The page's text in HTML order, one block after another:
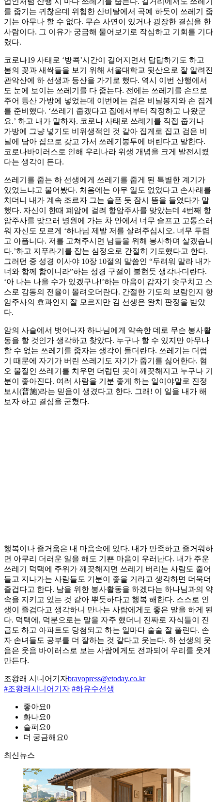
를 줍기는 귀찮은데 위험한 산비탈에서 곡예 하듯이 쓰레기 줍
기는 아무나 할 수 없다. 무슨 사연이 있거나 굉장한 결심을 한
사람이다. 그 이유가 궁금해 물어보기로 작심하고 기회를 기다
렸다.
코로나19 사태로 ‘방콕’시간이 길어지면서 답답하기도 하고
봄의 꽃과 새싹들을 보기 위해 서울대학교 뒷산으로 잘 알려진
관악산에 하 선생과 등산을 가기로 했다. 역시 이번 산행에서
도 눈에 보이는 쓰레기를 다 줍는다. 전에는 쓰레기를 손으로
주어 등산 가방에 넣었는데 이번에는 검은 비닐봉지와 손 집게
를 준비했다. ‘쓰레기 줍겠다고 집에서부터 작정하고 나왔군
요.’ 하고 내가 말하자. 코로나 사태로 쓰레기를 직접 줍거나
가방에 그냥 넣기도 비위생적인 것 같아 집게로 집고 검은 비
닐에 담아 집으로 갖고 가서 쓰레기봉투에 버린다고 말한다.
코로나바이러스로 인해 우리나라 위생 개념을 크게 발전시켰
다는 생각이 든다.
쓰레기를 줍는 하 선생에게 쓰레기를 줍게 된 특별한 계기가
있었느냐고 물어봤다. 처음에는 아무 일도 없었다고 손사래를
치더니 내가 계속 조르자 그는 슬픈 듯 잠시 뜸을 들였다가 말
했다. 자신이 한때 폐암에 걸려 항암주사를 맞았는데 4번째 항
암주사를 맞으러 병원에 가는 차 안에서 너무 슬프고 고통스러
워 자신도 모르게 ‘하나님 제발 저를 살려주십시오. 너무 두렵
고 아픕니다. 저를 고쳐주시면 남들을 위해 봉사하며 살겠습니
다.’하고 지푸라기를 잡는 심정으로 간절히 기도했다고 한다.
그러던 중 성경 이사야 10장 10절의 말씀인 “두려워 말라 내가
너와 함께 함이니라”하는 성경 구절이 불현듯 생각나더란다.
‘아 나는 나을 수가 있겠구나!’하는 마음이 갑자기 솟구치고 스
스로 감동의 전율이 몰려오더란다. 간절한 기도의 보람인지 항
암주사의 효과인지 잘 모르지만 김 선생은 완치 판정을 받았
다.
암의 사슬에서 벗어나자 하나님에게 약속한 데로 무슨 봉사활
동을 할 것인가 생각하고 찾았다. 누구나 할 수 있지만 아무나
할 수 없는 쓰레기를 줍자는 생각이 들더란다. 쓰레기는 더럽
기 때문에 자기가 버린 쓰레기도 자기가 줍기를 싫어한다. 혐
오 물질인 쓰레기를 치우면 더럽던 곳이 깨끗해지고 누구나 기
분이 좋아진다. 여러 사람을 기분 좋게 하는 일이야말로 진정
보시(普施)라는 믿음이 생겼다고 한다. 그래! 이 일을 내가 해
보자 하고 결심을 굳혔다.
행복이나 즐거움은 내 마음속에 있다. 내가 만족하고 즐거워하
면 아무리 더러운 일을 해도 기쁜 마음이 우러난다. 내가 주운
쓰레기 덕택에 주위가 깨끗해지면 쓰레기 버리는 사람도 줄어
들고 지나가는 사람들도 기분이 좋을 거라고 생각하면 더욱더
즐겁다고 한다. 남을 위한 봉사활동을 하겠다는 하나님과의 약
속을 지키고 있는 것 같아 뿌듯하다고 행복 해한다. 스스로 인
생이 즐겁다고 생각하니 만나는 사람에게도 좋은 말을 하게 된
다. 덕택에, 덕분으로는 말을 자주 했더니 진짜로 자식들이 진
급도 하고 아파트도 당첨되고 하는 일마다 술술 잘 풀린다. 손
자 손녀들도 공부를 더 잘하는 것 같다고 웃는다. 하 선생의 웃
음은 웃음 바이러스로 보는 사람에게도 전파되어 우리를 웃게
만든다.
조왕래 시니어기자bravopress@etoday.co.kr
#조왕래시니어기자 #하유수선생
좋아요0
화나요0
슬퍼요0
더 궁금해요0
최신뉴스